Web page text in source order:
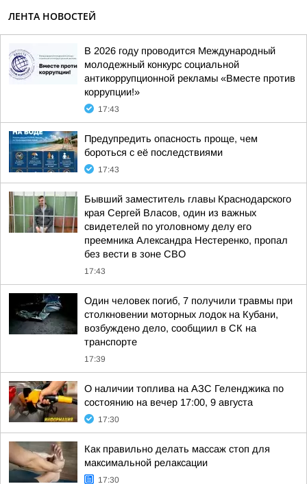
ЛЕНТА НОВОСТЕЙ
В 2026 году проводится Международный
молодежный конкурс социальной
антикоррупционной рекламы «Вместе против
коррупции!»
17:43
Предупредить опасность проще, чем
бороться с её последствиями
17:43
Бывший заместитель главы Краснодарского
края Сергей Власов, один из важных
свидетелей по уголовному делу его
преемника Александра Нестеренко, пропал
без вести в зоне СВО
17:43
Один человек погиб, 7 получили травмы при
столкновении моторных лодок на Кубани,
возбуждено дело, сообщиил в СК на
транспорте
17:39
О наличии топлива на АЗС Геленджика по
состоянию на вечер 17:00, 9 августа
17:30
Как правильно делать массаж стоп для
максимальной релаксации
17:30